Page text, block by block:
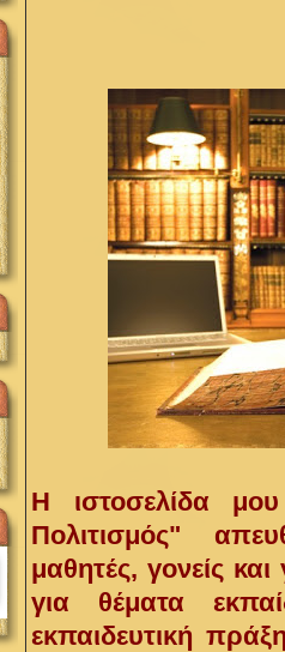
Η ιστοσελίδα
Πολιτισμός"
μαθητές,γονείς και
για θέματα
εκπαιδευτική